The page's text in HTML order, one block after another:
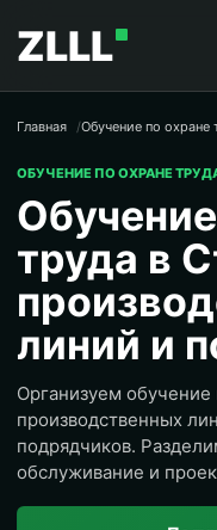
ZLLL
Главная Обучение по охране
ОБУЧЕНИЕ ПО ОХРАНЕ
труда в
линий и
Организуем
производственных
подрядчиков.
обслуживание и